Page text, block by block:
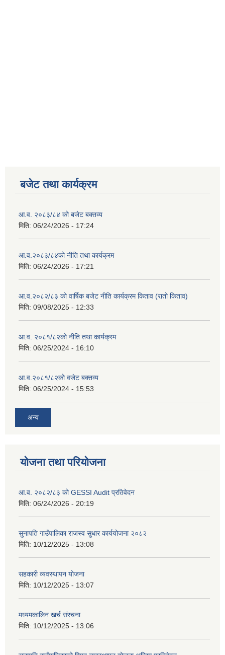
बजेट तथा कार्यक्रम
आ.व. २०८३/८४ को बजेट बक्तव्य
मिति: 06/24/2026 - 17:24
आ.व.२०८३/८४को नीति तथा कार्यक्रम
मिति: 06/24/2026 - 17:21
आ.व.२०८२/८३ को वार्षिक बजेट नीति कार्यक्रम किताव (रातो किताव)
मिति: 09/08/2025 - 12:33
आ.व. २०८१/८२को नीति तथा कार्यक्रम
मिति: 06/25/2024 - 16:10
आ.व.२०८१/८२को वजेट बक्तव्य
मिति: 06/25/2024 - 15:53
अन्य
योजना तथा परियोजना
आ.व. २०८२/८३ को GESSI Audit प्रतिवेदन
मिति: 06/24/2026 - 20:19
सुनापति गाउँपालिका राजस्व सुधार कार्ययोजना २०८२
मिति: 10/12/2025 - 13:08
सहकारी व्यवस्थापन योजना
मिति: 10/12/2025 - 13:07
मध्यमकालिन खर्च संरचना
मिति: 10/12/2025 - 13:06